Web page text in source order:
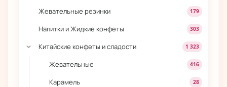
Жевательные резинки 179
Напитки и Жидкие конфеты 303
› Китайские конфеты и сладости 1 323
Жевательные 416
Карамель 28